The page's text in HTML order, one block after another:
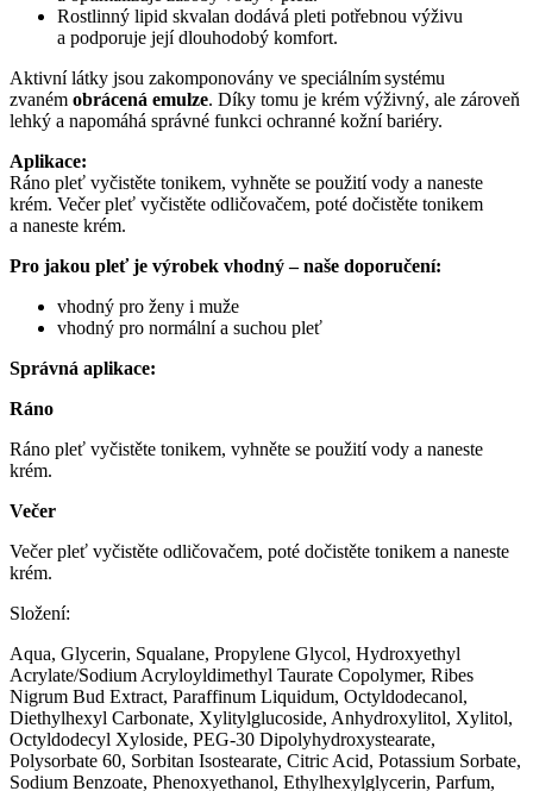
Rostlinný lipid skvalan dodává pleti potřebnou výživu
a podporuje její dlouhodobý komfort.
Aktivní látky jsou zakomponovány ve speciálním systému
zvaném obrácená emulze. Díky tomu je krém výživný, ale zároveň
lehký a napomáhá správné funkci ochranné kožní bariéry.
Aplikace:
Ráno pleť vyčistěte tonikem, vyhněte se použití vody a naneste
krém. Večer pleť vyčistěte odličovačem, poté dočistěte tonikem
a naneste krém.
Pro jakou pleť je výrobek vhodný – naše doporučení:
vhodný pro ženy i muže
vhodný pro normální a suchou pleť
Správná aplikace:
Ráno
Ráno pleť vyčistěte tonikem, vyhněte se použití vody a naneste
krém.
Večer
Večer pleť vyčistěte odličovačem, poté dočistěte tonikem a naneste
krém.
Složení:
Aqua, Glycerin, Squalane, Propylene Glycol, Hydroxyethyl
Acrylate/Sodium Acryloyldimethyl Taurate Copolymer, Ribes
Nigrum Bud Extract, Paraffinum Liquidum, Octyldodecanol,
Diethylhexyl Carbonate, Xylitylglucoside, Anhydroxylitol, Xylitol,
Octyldodecyl Xyloside, PEG-30 Dipolyhydroxystearate,
Polysorbate 60, Sorbitan Isostearate, Citric Acid, Potassium Sorbate,
Sodium Benzoate, Phenoxyethanol, Ethylhexylglycerin, Parfum,